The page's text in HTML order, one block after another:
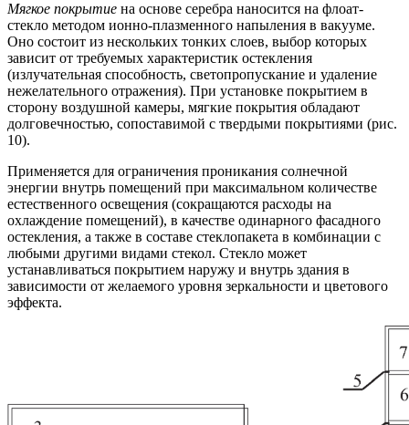
Мягкое покрытие на основе серебра наносится на флоат-
стекло методом ионно-плазменного напыления в вакууме.
Оно состоит из нескольких тонких слоев, выбор которых
зависит от требуемых характеристик остекления
(излучательная способность, светопропускание и удаление
нежелательного отражения). При установке покрытием в
сторону воздушной камеры, мягкие покрытия обладают
долговечностью, сопоставимой с твердыми покрытиями (рис.
10).
Применяется для ограничения проникания солнечной
энергии внутрь помещений при максимальном количестве
естественного освещения (сокращаются расходы на
охлаждение помещений), в качестве одинарного фасадного
остекления, а также в составе стеклопакета в комбинации с
любыми другими видами стекол. Стекло может
устанавливаться покрытием наружу и внутрь здания в
зависимости от желаемого уровня зеркальности и цветового
эффекта.